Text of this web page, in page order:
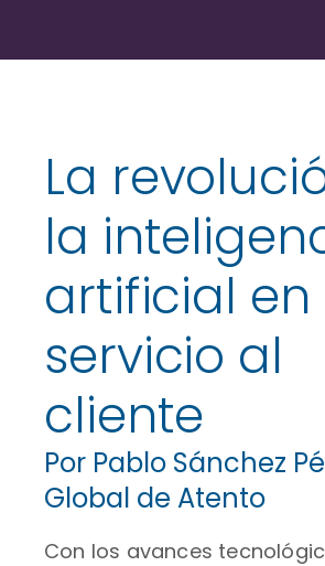
La
la
artificial en
servicio al
cliente
Por Pablo Sánchez
Global de Atento
Con los avances